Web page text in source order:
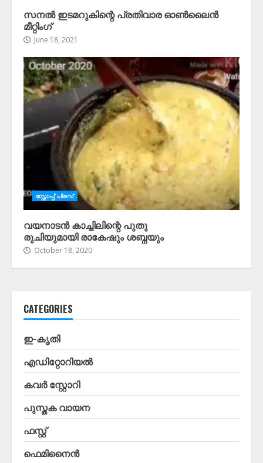
സനൽ ഇടമറുകിന്റെ പ്രതിവാര ഓൺലൈൻ
മീറ്റിംഗ്
June 18, 2021
സ്റ്റോപ്പ്‌ പ്രസ്‌
വയനാടൻ കാച്ചിലിന്റെ പുതു
രുചിയുമായി രാകേഷും ശബ്നയും
October 18, 2020
CATEGORIES
ഇ-കൃതി
എഡിറ്റോറിയൽ
കവർ സ്റ്റോറി
പുസ്തക വായന
ഫസ്റ്റ്
ഫെമിനൈൻ